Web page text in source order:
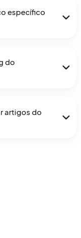
informação.
específico
do
artigos do